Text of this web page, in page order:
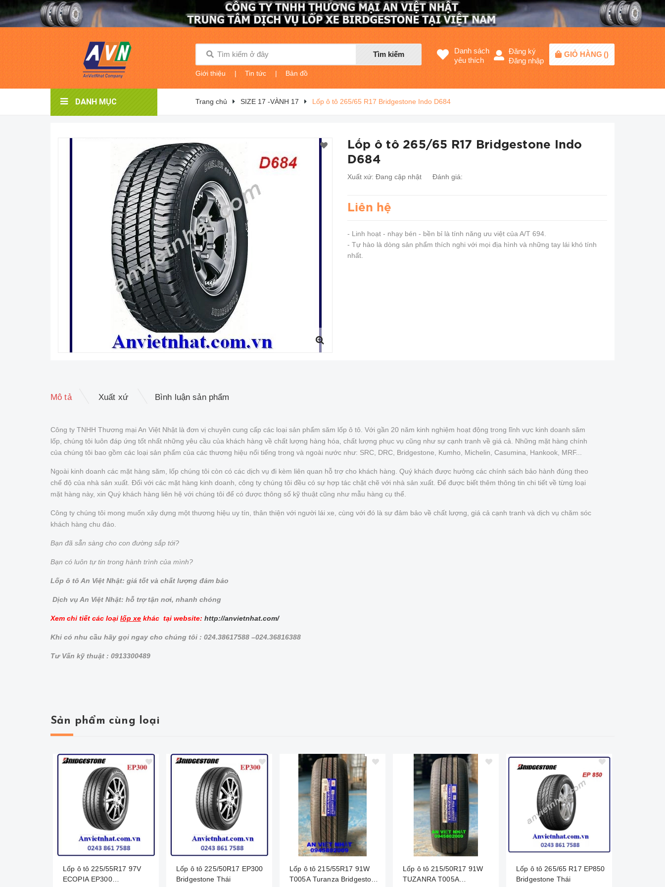
Tìm kiếm
Giới thiệu | Tin tức | Bản đồ
Danh sách
yêu thích
Đăng ký
Đăng nhập
GIỎ HÀNG ()
DANH MỤC Trang chủ SIZE 17 -VÀNH 17 Lốp ô tô 265/65 R17 Bridgestone Indo D684
Lốp ô tô 265/65 R17 Bridgestone Indo
D684
Xuất xứ: Đang cập nhật Đánh giá:
Liên hệ
- Linh hoạt - nhạy bén - bền bỉ là tính năng ưu việt của A/T 694.
- Tự hào là dòng sản phẩm thích nghi với mọi địa hình và những tay lái khó tính
nhất.
Mô tả Xuất xứ Bình luận sản phẩm
Công ty TNHH Thương mại An Việt Nhật là đơn vị chuyên cung cấp các loại sản phẩm săm lốp ô tô. Với gần 20 năm kinh nghiệm hoạt động trong lĩnh vực kinh doanh săm
lốp, chúng tôi luôn đáp ứng tốt nhất những yêu cầu của khách hàng về chất lượng hàng hóa, chất lượng phục vụ cũng như sự cạnh tranh về giá cả. Những mặt hàng chính
của chúng tôi bao gồm các loại sản phẩm của các thương hiệu nổi tiếng trong và ngoài nước như: SRC, DRC, Bridgestone, Kumho, Michelin, Casumina, Hankook, MRF...
Ngoài kinh doanh các mặt hàng săm, lốp chúng tôi còn có các dịch vụ đi kèm liên quan hỗ trợ cho khách hàng. Quý khách được hưởng các chính sách bảo hành đúng theo
chế độ của nhà sản xuất. Đối với các mặt hàng kinh doanh, công ty chúng tôi đều có sự hợp tác chặt chẽ với nhà sản xuất. Để được biết thêm thông tin chi tiết về từng loại
mặt hàng này, xin Quý khách hàng liên hệ với chúng tôi để có được thông số kỹ thuật cũng như mẫu hàng cụ thể.
Công ty chúng tôi mong muốn xây dựng một thương hiệu uy tín, thân thiện với người lái xe, cùng với đó là sự đảm bảo về chất lượng, giá cả cạnh tranh và dịch vụ chăm sóc
khách hàng chu đáo.
Bạn đã sẵn sàng cho con đường sắp tới?
Bạn có luôn tự tin trong hành trình của mình?
Lốp ô tô An Việt Nhật: giá tốt và chất lượng đảm bảo
Dịch vụ An Việt Nhật: hỗ trợ tận nơi, nhanh chóng
Xem chi tiết các loại lốp xe khác tại website: http://anvietnhat.com/
Khi có nhu cầu hãy gọi ngay cho chúng tôi : 024.38617588 –024.36816388
Tư Vấn kỹ thuật : 0913300489
Sản phẩm cùng loại
Lốp ô tô 225/55R17 97V
ECOPIA EP300
Lốp ô tô 225/50R17 EP300
Bridgestone Thái
Lốp ô tô 215/55R17 91W
T005A Turanza Bridgestone
Lốp ô tô 215/50R17 91W
TUZANRA T005A
Lốp ô tô 265/65 R17 EP850
Bridgestone Thái